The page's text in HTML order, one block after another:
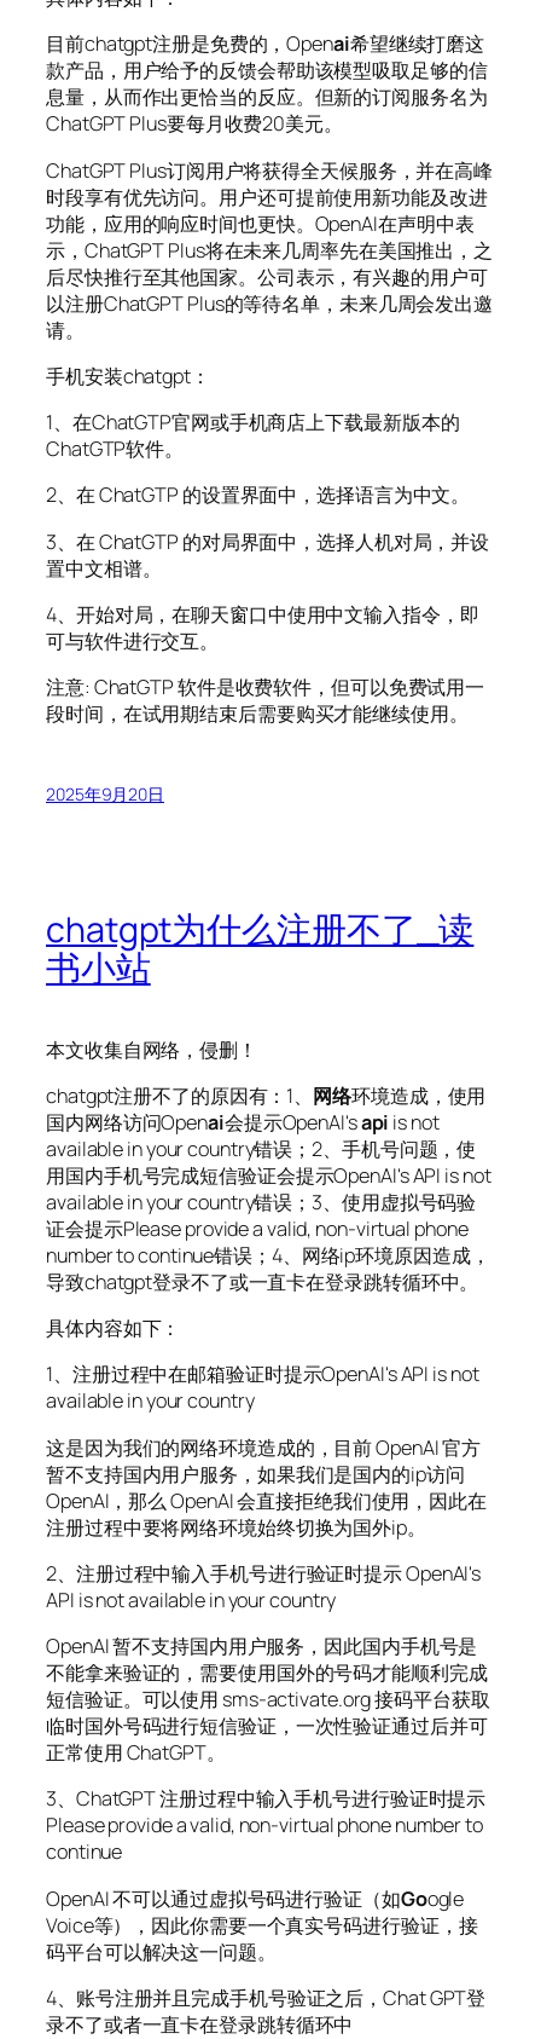
目前chatgpt注册是免费的，Openai希望继续打磨这
款产品，用户给予的反馈会帮助该模型吸取足够的信
息量，从而作出更恰当的反应。但新的订阅服务名为
ChatGPT Plus要每月收费20美元。
ChatGPT Plus订阅用户将获得全天候服务，并在高峰
时段享有优先访问。用户还可提前使用新功能及改进
功能，应用的响应时间也更快。OpenAI在声明中表
示，ChatGPT Plus将在未来几周率先在美国推出，之
后尽快推行至其他国家。公司表示，有兴趣的用户可
以注册ChatGPT Plus的等待名单，未来几周会发出邀
请。
手机安装chatgpt：
1、在ChatGTP官网或手机商店上下载最新版本的
ChatGTP软件。
2、在 ChatGTP 的设置界面中，选择语言为中文。
3、在 ChatGTP 的对局界面中，选择人机对局，并设
置中文相谱。
4、开始对局，在聊天窗口中使用中文输入指令，即
可与软件进行交互。
注意: ChatGTP 软件是收费软件，但可以免费试用一
段时间，在试用期结束后需要购买才能继续使用。
2025年9月20日
chatgpt为什么注册不了_读
书小站
本文收集自网络，侵删！
chatgpt注册不了的原因有：1、 网络环境造成，使用
国内网络访问Openai会提示OpenAI'sapi is not
available in your country错误；2、手机号问题，使
用国内手机号完成短信验证会提示OpenAI's API is not
available in your country错误；3、使用虚拟号码验
证会提示Please provide a valid, non-virtual phone
number to continue错误；4、网络ip环境原因造成，
导致chatgpt登录不了或一直卡在登录跳转循环中。
具体内容如下：
1、注册过程中在邮箱验证时提示OpenAI's API is not
available in your country
这是因为我们的网络环境造成的，目前 OpenAI 官方
暂不支持国内用户服务，如果我们是国内的ip访问
OpenAI，那么 OpenAI 会直接拒绝我们使用，因此在
注册过程中要将网络环境始终切换为国外ip。
2、注册过程中输入手机号进行验证时提示 OpenAI's
API is not available in your country
OpenAI 暂不支持国内用户服务，因此国内手机号是
不能拿来验证的，需要使用国外的号码才能顺利完成
短信验证。可以使用 sms-activate.org 接码平台获取
临时国外号码进行短信验证，一次性验证通过后并可
正常使用 ChatGPT。
3、ChatGPT 注册过程中输入手机号进行验证时提示
Please provide a valid, non-virtual phone number to
continue
OpenAI 不可以通过虚拟号码进行验证（如Google
Voice等），因此你需要一个真实号码进行验证，接
码平台可以解决这一问题。
4、账号注册并且完成手机号验证之后，Chat GPT登
录不了或者一直卡在登录跳转循环中